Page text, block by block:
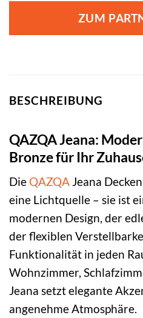
war:
54,95 €
ZUM
BESCHREIBUNG
QAZQA Jeana:
Bronze für Ihr
Die QAZQA Jeana
eine Lichtquelle – sie ist
modernen Design, der
der flexiblen
Funktionalität in jeden
Wohnzimmer,
Jeana setzt elegante
angenehme Atmosphäre.